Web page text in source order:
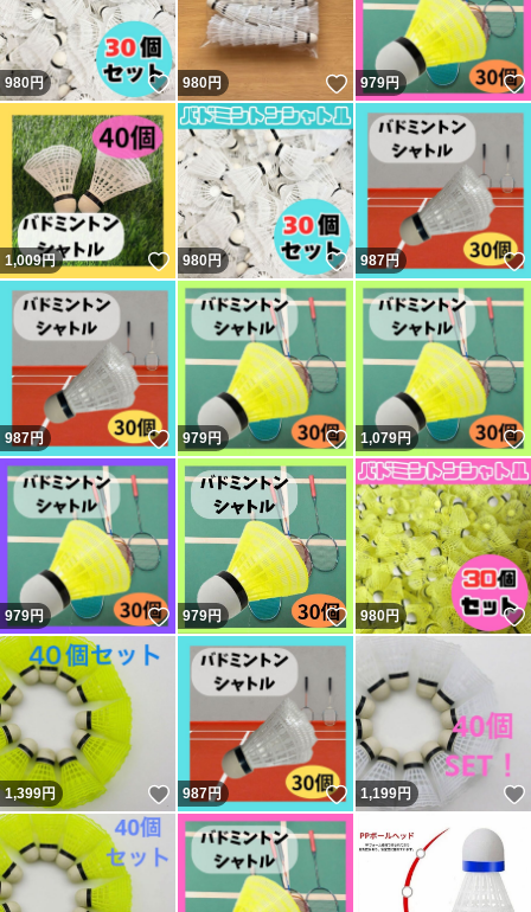
980円 いいね！
980円 いいね！
979円
1,009円 いいね！
980円 いいね！
987円
987円 いいね！
979円 いいね！
1,079円
979円 いいね！
979円 いいね！
980円
1,399円 いいね！
987円 いいね！
1,199円